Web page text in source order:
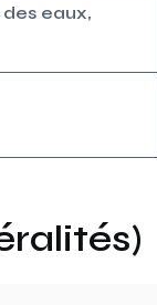
eaux,